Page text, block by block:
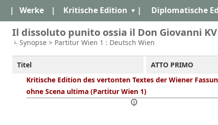
| Werke | Kritische Edition | Diplomatische
Il dissoluto punito ossia il Don Giovanni KV
Synopse > Partitur Wien 1 : Deutsch Wien
Titel
ATTO PRIMO
Kritische Edition des vertonten Textes der Wiener
ohne Scena ultima (Partitur Wien 1)